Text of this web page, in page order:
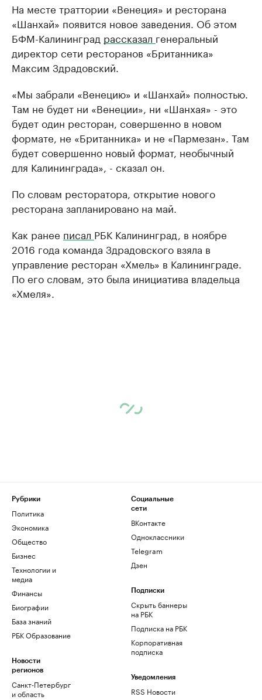
На месте траттории «Венеция» и ресторана
«Шанхай» появится новое заведения. Об этом
БФМ-Калининград рассказал генеральный
директор сети ресторанов «Британника»
Максим Здрадовский.
«Мы забрали «Венецию» и «Шанхай» полностью.
Там не будет ни «Венеции», ни «Шанхая» - это
будет один ресторан, совершенно в новом
формате, не «Британника» и не «Пармезан». Там
будет совершенно новый формат, необычный
для Калининграда», - сказал он.
По словам ресторатора, открытие нового
ресторана запланировано на май.
Как ранее писал РБК Калининград, в ноябре
2016 года команда Здрадовского взяла в
управление ресторан «Хмель» в Калининграде.
По его словам, это была инициатива владельца
«Хмеля».
Рубрики
Политика
Экономика
Общество
Бизнес
Технологии и
медиа
Финансы
Биографии
База знаний
РБК Образование
Новости
регионов
Санкт-Петербург
и область
Социальные
сети
ВКонтакте
Одноклассники
Telegram
Дзен
Подписки
Скрыть баннеры
на РБК
Подписка на РБК
Корпоративная
подписка
Уведомления
RSS Новости